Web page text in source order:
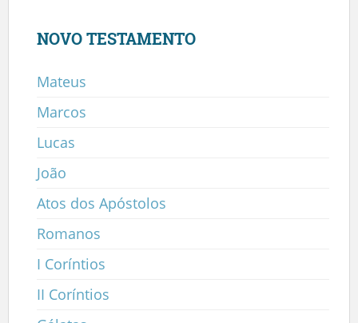
NOVO TESTAMENTO
Mateus
Marcos
Lucas
João
Atos dos Apóstolos
Romanos
I Coríntios
II Coríntios